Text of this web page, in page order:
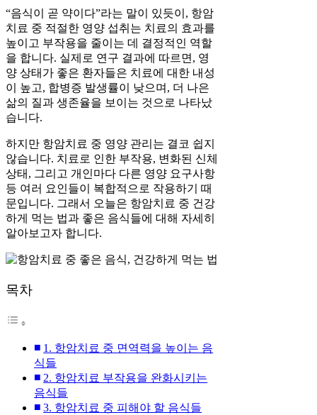
“음식이 곧 약이다”라는 말이 있듯이, 항암
치료 중 적절한 영양 섭취는 치료의 효과를
높이고 부작용을 줄이는 데 결정적인 역할
을 합니다. 실제로 연구 결과에 따르면, 영
양 상태가 좋은 환자들은 치료에 대한 내성
이 높고, 합병증 발생률이 낮으며, 더 나은
삶의 질과 생존율을 보이는 것으로 나타났
습니다.
하지만 항암치료 중 영양 관리는 결코 쉽지
않습니다. 치료로 인한 부작용, 변화된 신체
상태, 그리고 개인마다 다른 영양 요구사항
등 여러 요인들이 복합적으로 작용하기 때
문입니다. 그래서 오늘은 항암치료 중 건강
하게 먹는 법과 좋은 음식들에 대해 자세히
알아보고자 합니다.
목차
1. 항암치료 중 면역력을 높이는 음
식들
2. 항암치료 부작용을 완화시키는
음식들
3. 항암치료 중 피해야 할 음식들